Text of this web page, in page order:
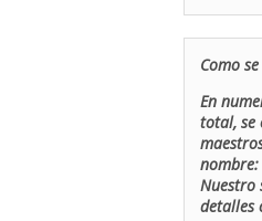
Como
En
total, se
Nuestro
detalles